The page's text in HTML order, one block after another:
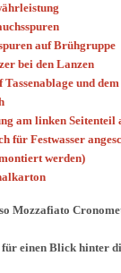
auf Brühgruppe
bei den Lanzen
nablage und
am linken Seitenteil
für Festwasser
werden)
Mozzafiato
für einen Blick hinter